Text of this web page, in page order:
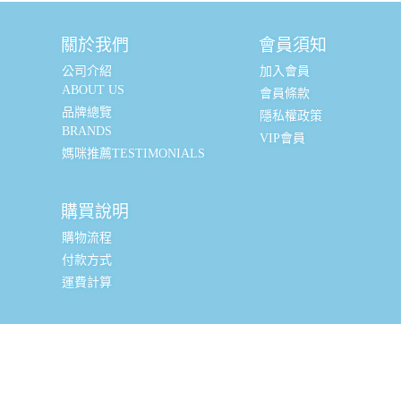
關於我們
公司介紹
ABOUT US
品牌總覽
BRANDS
媽咪推薦TESTIMONIALS
會員須知
加入會員
會員條款
隱私權政策
VIP會員
購買說明
購物流程
付款方式
運費計算